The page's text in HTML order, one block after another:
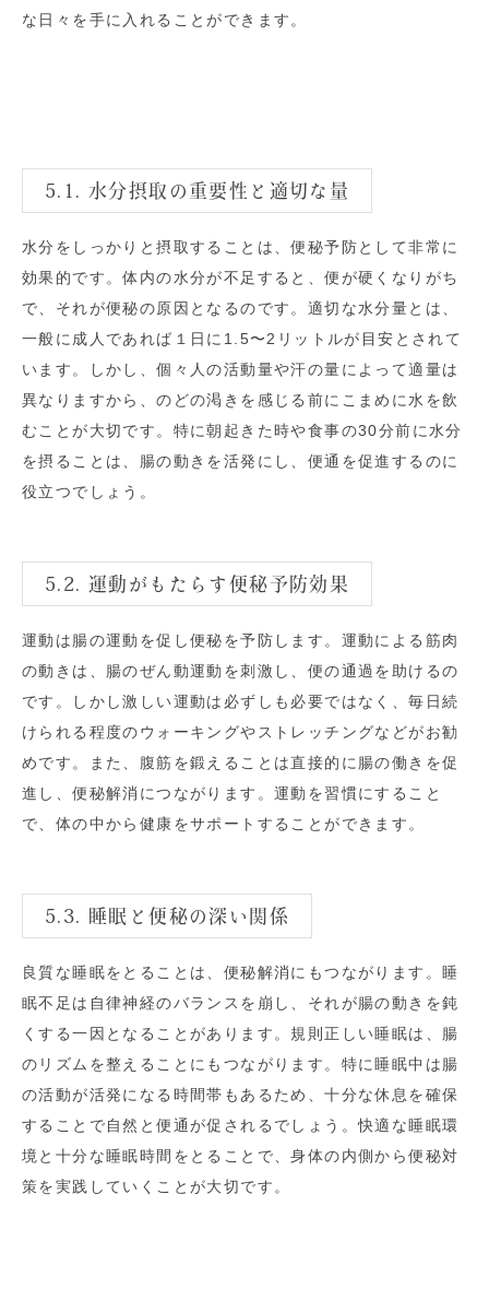
な日々を手に入れることができます。
5.1. 水分摂取の重要性と適切な量
水分をしっかりと摂取することは、便秘予防として非常に
効果的です。体内の水分が不足すると、便が硬くなりがち
で、それが便秘の原因となるのです。適切な水分量とは、
一般に成人であれば１日に1.5〜2リットルが目安とされて
います。しかし、個々人の活動量や汗の量によって適量は
異なりますから、のどの渇きを感じる前にこまめに水を飲
むことが大切です。特に朝起きた時や食事の30分前に水分
を摂ることは、腸の動きを活発にし、便通を促進するのに
役立つでしょう。
5.2. 運動がもたらす便秘予防効果
運動は腸の運動を促し便秘を予防します。運動による筋肉
の動きは、腸のぜん動運動を刺激し、便の通過を助けるの
です。しかし激しい運動は必ずしも必要ではなく、毎日続
けられる程度のウォーキングやストレッチングなどがお勧
めです。また、腹筋を鍛えることは直接的に腸の働きを促
進し、便秘解消につながります。運動を習慣にすること
で、体の中から健康をサポートすることができます。
5.3. 睡眠と便秘の深い関係
良質な睡眠をとることは、便秘解消にもつながります。睡
眠不足は自律神経のバランスを崩し、それが腸の動きを鈍
くする一因となることがあります。規則正しい睡眠は、腸
のリズムを整えることにもつながります。特に睡眠中は腸
の活動が活発になる時間帯もあるため、十分な休息を確保
することで自然と便通が促されるでしょう。快適な睡眠環
境と十分な睡眠時間をとることで、身体の内側から便秘対
策を実践していくことが大切です。